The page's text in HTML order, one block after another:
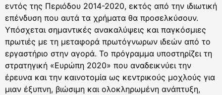
εντός της Περιόδου 2014-2020, εκτός από την ιδιωτική
επένδυση που αυτά τα χρήματα θα προσελκύσουν.
Υπόσχεται σημαντικές ανακαλύψεις και παγκόσμιες
πρωτιές με τη μεταφορά πρωτόγνωρων ιδεών από το
εργαστήριο στην αγορά. Το πρόγραμμα υποστηρίζει τη
στρατηγική «Ευρώπη 2020» που αναδεικνύει την
έρευνα και την καινοτομία ως κεντρικούς μοχλούς για
μιαν έξυπνη, βιώσιμη και ολοκληρωμένη ανάπτυξη,